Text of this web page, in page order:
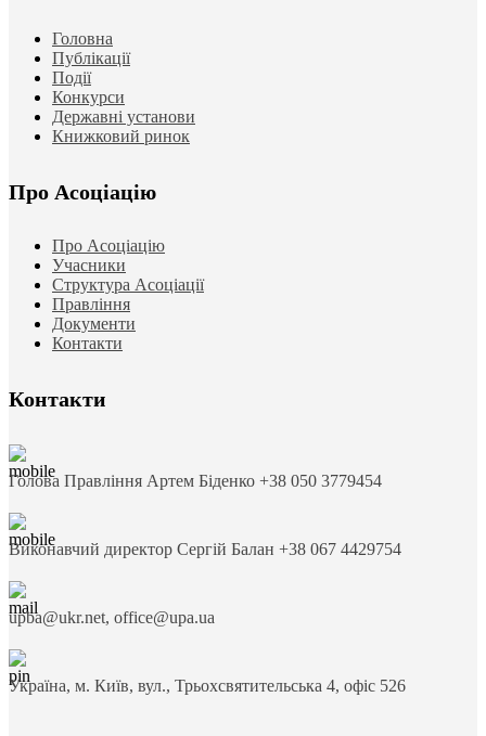
Головна
Публікації
Події
Конкурси
Державні установи
Книжковий ринок
Про Асоціацію
Про Асоціацію
Учасники
Структура Асоціації
Правління
Документи
Контакти
Контакти
Голова Правління Артем Біденко +38 050 3779454
Виконавчий директор Сергій Балан +38 067 4429754
upba@ukr.net, office@upa.ua
Україна, м. Київ, вул., Трьохсвятительська 4, офіс 526